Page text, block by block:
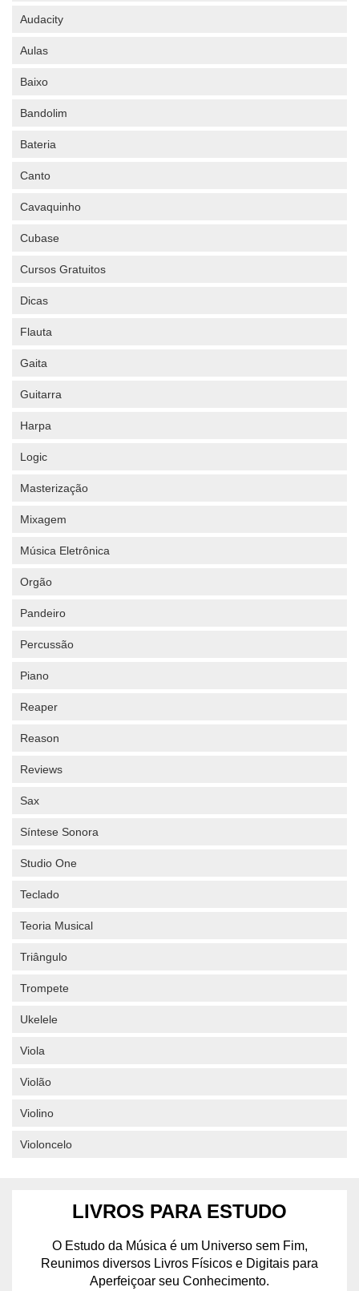
Audacity
Aulas
Baixo
Bandolim
Bateria
Canto
Cavaquinho
Cubase
Cursos Gratuitos
Dicas
Flauta
Gaita
Guitarra
Harpa
Logic
Masterização
Mixagem
Música Eletrônica
Orgão
Pandeiro
Percussão
Piano
Reaper
Reason
Reviews
Sax
Síntese Sonora
Studio One
Teclado
Teoria Musical
Triângulo
Trompete
Ukelele
Viola
Violão
Violino
Violoncelo
LIVROS PARA ESTUDO
O Estudo da Música é um Universo sem Fim,
Reunimos diversos Livros Físicos e Digitais para
Aperfeiçoar seu Conhecimento.